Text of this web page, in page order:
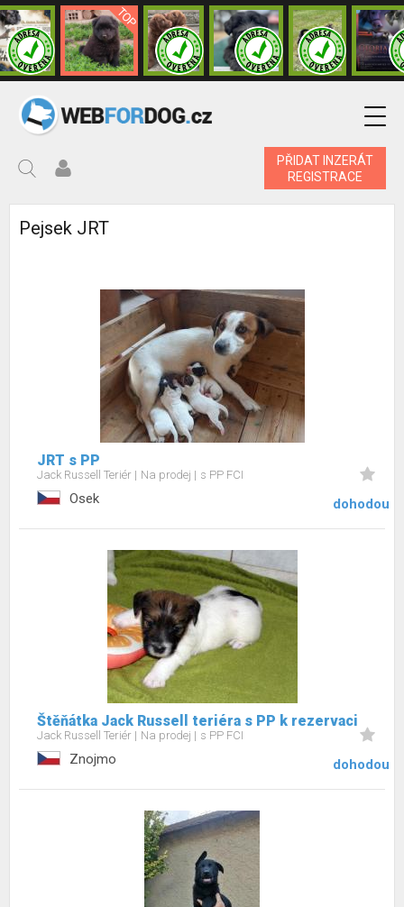
PŘIDAT INZERÁT
REGISTRACE
Pejsek JRT
JRT s PP
Jack Russell Teriér Na prodej s PP FCI
Osek dohodou
Štěňátka Jack Russell teriéra s PP k rezervaci
Jack Russell Teriér Na prodej s PP FCI
Znojmo dohodou